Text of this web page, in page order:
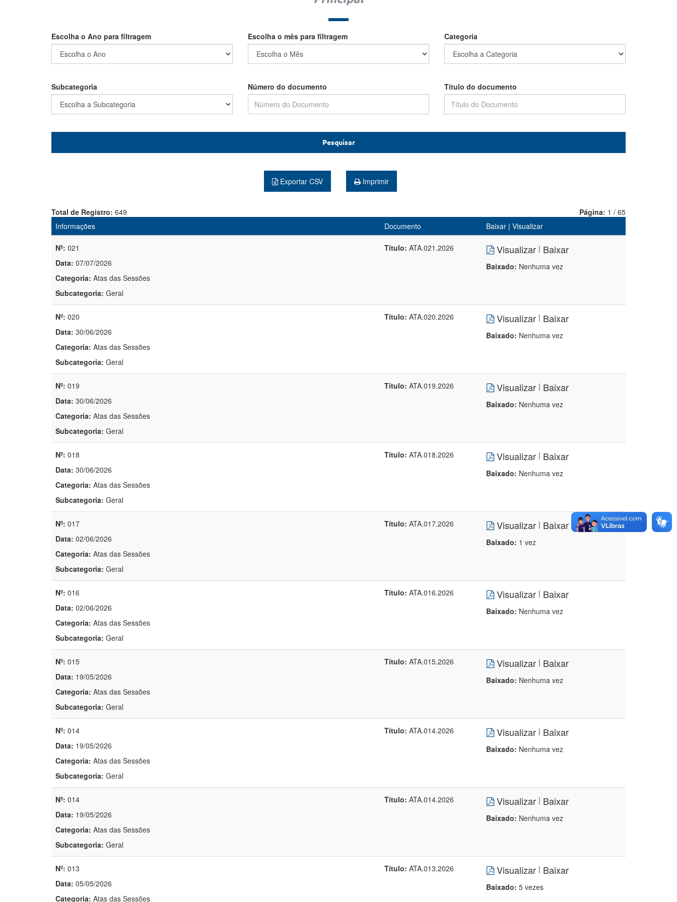
Escolha o Ano para filtragem Escolha o mês para filtragem Categoria
Subcategoria Número do documento Título do documento
Pesquisar
Exportar CSV Imprimir
Total de Registro: 649 Página: 1 / 65
Informações
Documento Baixar | Visualizar
Nº: 021
Data: 07/07/2026
Categoria: Atas das Sessões
Subcategoria: Geral
Título: ATA.021.2026 Visualizar | Baixar
Baixado: Nenhuma vez
Nº: 020
Data: 30/06/2026
Categoria: Atas das Sessões
Subcategoria: Geral
Título: ATA.020.2026 Visualizar | Baixar
Baixado: Nenhuma vez
Nº: 019
Data: 30/06/2026
Categoria: Atas das Sessões
Subcategoria: Geral
Título: ATA.019.2026 Visualizar | Baixar
Baixado: Nenhuma vez
Nº: 018
Data: 30/06/2026
Categoria: Atas das Sessões
Subcategoria: Geral
Título: ATA.018.2026 Visualizar | Baixar
Baixado: Nenhuma vez
Nº: 017
Data: 02/06/2026
Categoria: Atas das Sessões
Subcategoria: Geral
Título: ATA.017.2026 Visualizar | Baixar
Baixado: 1 vez
Nº: 016
Data: 02/06/2026
Categoria: Atas das Sessões
Subcategoria: Geral
Título: ATA.016.2026 Visualizar | Baixar
Baixado: Nenhuma vez
Nº: 015
Data: 19/05/2026
Categoria: Atas das Sessões
Subcategoria: Geral
Título: ATA.015.2026 Visualizar | Baixar
Baixado: Nenhuma vez
Nº: 014
Data: 19/05/2026
Categoria: Atas das Sessões
Subcategoria: Geral
Título: ATA.014.2026 Visualizar | Baixar
Baixado: Nenhuma vez
Nº: 014
Data: 19/05/2026
Categoria: Atas das Sessões
Subcategoria: Geral
Título: ATA.014.2026 Visualizar | Baixar
Baixado: Nenhuma vez
Nº: 013
Data: 05/05/2026
Categoria: Atas das Sessões
Título: ATA.013.2026 Visualizar | Baixar
Baixado: 5 vezes